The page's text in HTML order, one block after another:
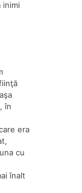
inimi
în
era
cu
înalt